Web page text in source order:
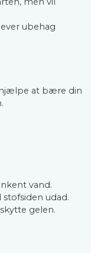
ubehag
at bære din
vand.
udad.
gelen.